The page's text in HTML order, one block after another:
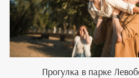
Прогулка в парке